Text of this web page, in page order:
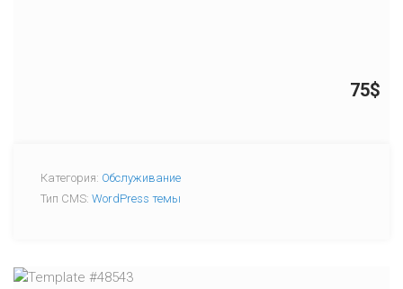
75$
Категория: Обслуживание
Тип CMS: WordPress темы